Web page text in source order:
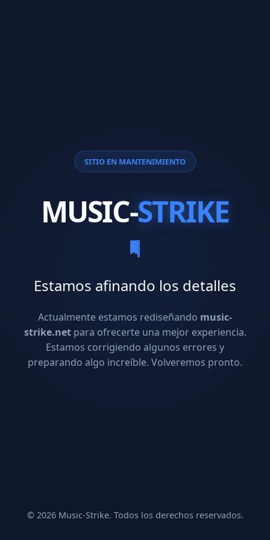
SITIO EN MANTENIMIENTO
MUSIC-STRIKE
Estamos afinando los detalles
Actualmente estamos rediseñando music-
strike.netpara ofrecerte una mejor experiencia.
Estamos corrigiendo algunos errores y
preparando algo increíble. Volveremos pronto.
© 2026 Music-Strike. Todos los derechos reservados.